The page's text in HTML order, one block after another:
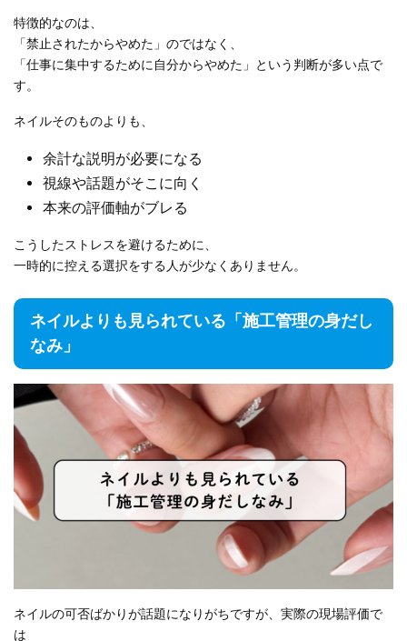
特徴的なのは、
「禁止されたからやめた」のではなく、
「仕事に集中するために自分からやめた」という判断が多い点で
す。
ネイルそのものよりも、
余計な説明が必要になる
視線や話題がそこに向く
本来の評価軸がブレる
こうしたストレスを避けるために、
一時的に控える選択をする人が少なくありません。
ネイルよりも見られている「施工管理の身だし
なみ」
ネイルの可否ばかりが話題になりがちですが、実際の現場評価で
は